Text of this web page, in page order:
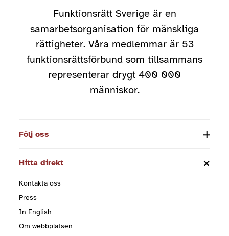
Funktionsrätt Sverige är en
samarbetsorganisation för mänskliga
rättigheter. Våra medlemmar är 53
funktionsrättsförbund som tillsammans
representerar drygt 400 000
människor.
Följ oss
Hitta direkt
Kontakta oss
Press
In English
Om webbplatsen